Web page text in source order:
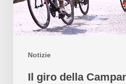
Notizie
Il giro della